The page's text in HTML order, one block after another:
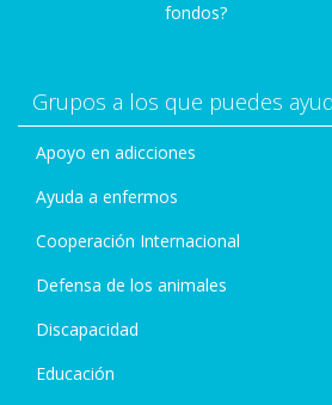
fondos?
Grupos a los que puedes
Apoyo en adicciones
Ayuda a enfermos
Cooperación Internacional
Defensa de los animales
Discapacidad
Educación